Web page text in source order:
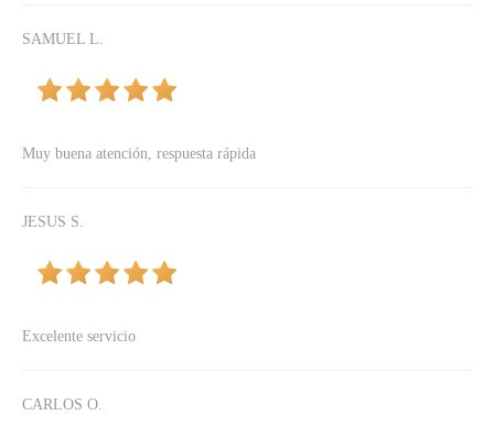
SAMUEL L.
Muy buena atención, respuesta rápida
JESUS S.
Excelente servicio
CARLOS O.